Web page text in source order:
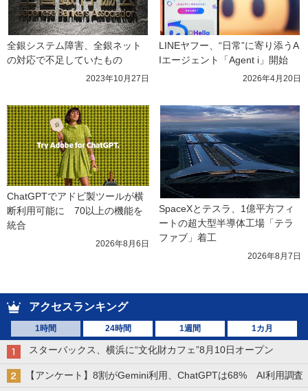
全銀システム障害、全銀ネット
の対応で不足していたもの
2023年10月27日
LINEヤフー、“日常”に寄り添うA
Iエージェント「Agent i」開始
2026年4月20日
ChatGPTでアドビ製ツールが横
断利用可能に　70以上の機能を
統合
2026年8月6日
SpaceXとテスラ、1億平方フィ
ートの超大型半導体工場「テラ
ファブ」着工
2026年8月7日
アクセスランキング
1時間 24時間 1週間 1カ月
スターバックス、横浜に“文化財カフェ”8月10日オープン
【アンケート】8割がGemini利用、ChatGPTは68% AI利用調査